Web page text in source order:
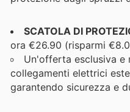
SCATOLA DI
ora €26.90 (risparmi
Un'offerta esclusiva
collegamenti elettrici
garantendo sicurezza e